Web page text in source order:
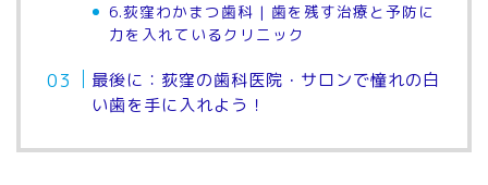
6.荻窪わかまつ歯科 | 歯を残す治療と予防に
力を入れているクリニック
最後に：荻窪の歯科医院・サロンで憧れの白
い歯を手に入れよう！